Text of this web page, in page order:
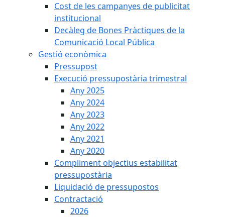
Cost de les campanyes de publicitat
institucional
Decàleg de Bones Pràctiques de la
Comunicació Local Pública
Gestió econòmica
Pressupost
Execució pressupostària trimestral
Any 2025
Any 2024
Any 2023
Any 2022
Any 2021
Any 2020
Compliment objectius estabilitat
pressupostària
Liquidació de pressupostos
Contractació
2026